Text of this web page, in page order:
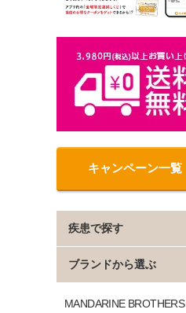
キャンペーン一覧
疾患で探す
ブランドから選ぶ
MANDARINE BROTHERS